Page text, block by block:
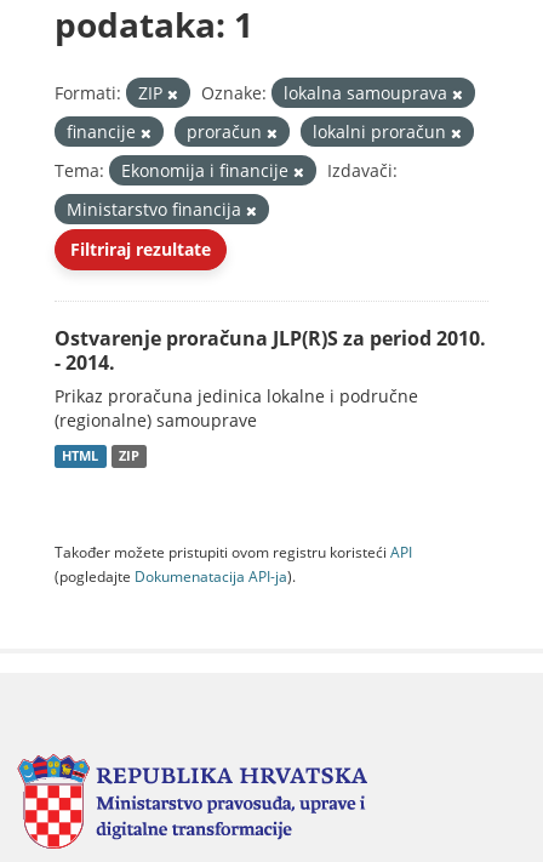
podataka: 1
Formati: ZIP Oznake:
lokalna samouprava
financije
proračun
lokalni proračun
Tema:
Ekonomija i financije
Izdavači:
Ministarstvo financija
Filtriraj rezultate
Ostvarenje proračuna JLP(R)S za period 2010.
- 2014.
Prikaz proračuna jedinica lokalne i područne
(regionalne) samouprave
HTML ZIP
Također možete pristupiti ovom registru koristeći API
(pogledajte Dokumenаtаcijа API-jа).